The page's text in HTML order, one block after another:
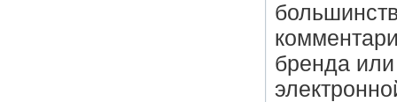
бренда